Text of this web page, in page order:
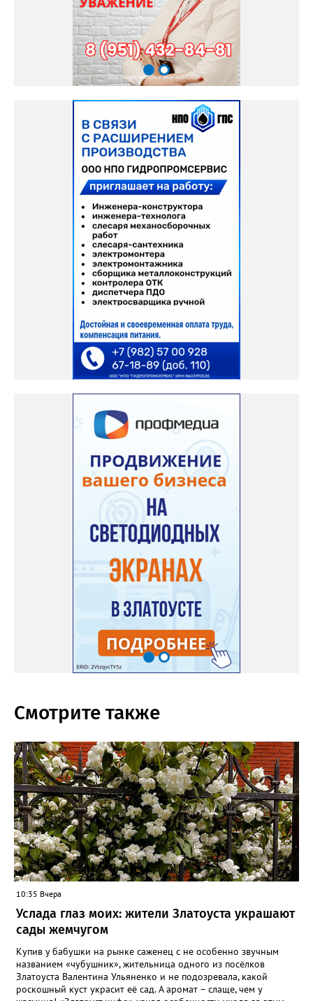
Смотрите также
10:35 Вчера
Услада глаз моих: жители Златоуста украшают
сады жемчугом
Купив у бабушки на рынке саженец с не особенно звучным
названием «чубушник», жительница одного из посёлков
Златоуста Валентина Ульяненко и не подозревала, какой
роскошный куст украсит её сад. А аромат – слаще, чем у